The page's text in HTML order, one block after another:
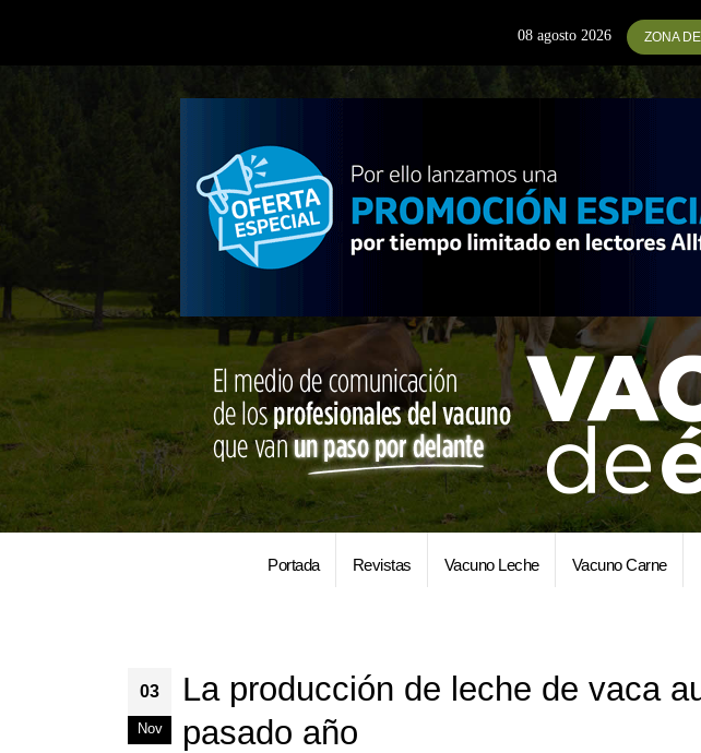
08 agosto 2026 ZONA
Portada Revistas Vacuno Leche Vacuno Carne
03
Nov
La producción de leche de vaca
pasado año